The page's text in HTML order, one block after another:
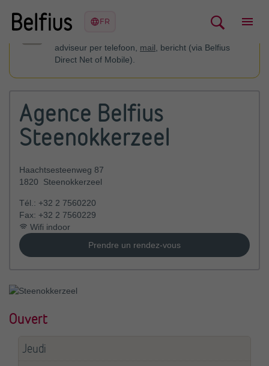
adviseur per telefoon, mail , bericht (via Belfius
Direct Net of Mobile).
Agence Belfius
Steenokkerzeel
Haachtsesteenweg 87
1820
Steenokkerzeel
Tél.: +32 2 7560220
Fax: +32 2 7560229
Wifi indoor
Prendre un rendez-vous
Ouvert
Jeudi